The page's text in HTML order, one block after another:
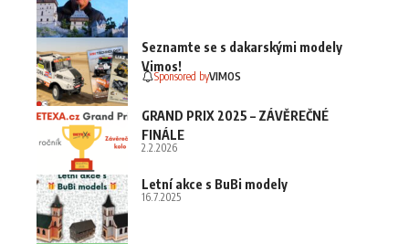
Seznamte se s dakarskými modely
Vimos!
Sponsored byVIMOS
GRAND PRIX 2025 – ZÁVĚREČNÉ
FINÁLE
2.2.2026
Letní akce s BuBi modely
16.7.2025